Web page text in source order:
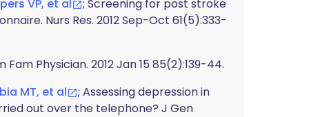
VP, et al
; Screening for post stroke
Nurs Res. 2012 Sep-Oct 61(5):333-
Physician. 2012 Jan 15 85(2):139-44.
MT, et al
; Assessing depression in
out over the telephone? J Gen